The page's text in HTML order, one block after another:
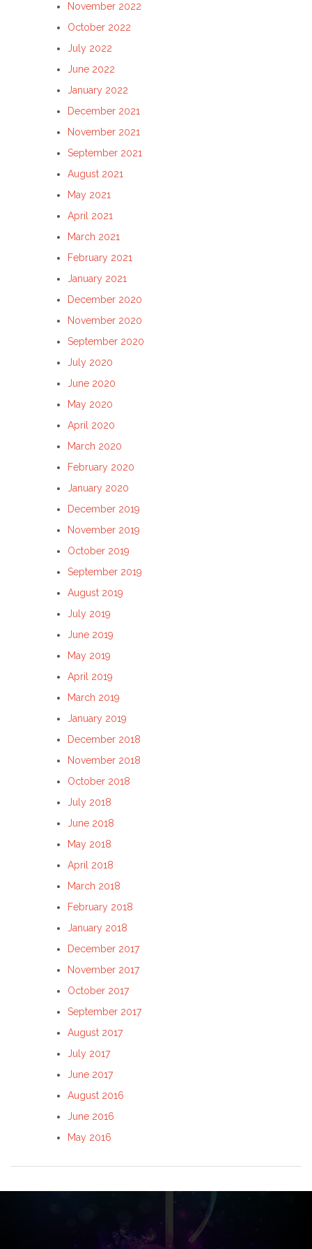
November 2022
October 2022
July 2022
June 2022
January 2022
December 2021
November 2021
September 2021
August 2021
May 2021
April 2021
March 2021
February 2021
January 2021
December 2020
November 2020
September 2020
July 2020
June 2020
May 2020
April 2020
March 2020
February 2020
January 2020
December 2019
November 2019
October 2019
September 2019
August 2019
July 2019
June 2019
May 2019
April 2019
March 2019
January 2019
December 2018
November 2018
October 2018
July 2018
June 2018
May 2018
April 2018
March 2018
February 2018
January 2018
December 2017
November 2017
October 2017
September 2017
August 2017
July 2017
June 2017
August 2016
June 2016
May 2016